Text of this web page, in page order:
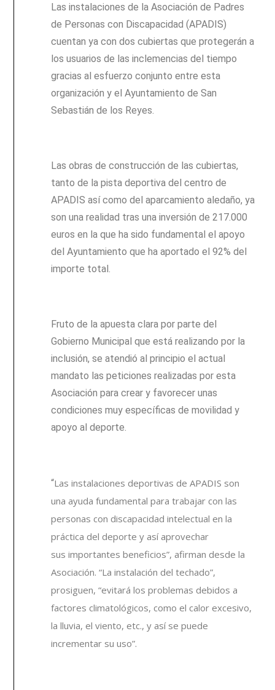
Las instalaciones de la Asociación de Padres
de Personas con Discapacidad (APADIS)
cuentan ya con dos cubiertas que protegerán a
los usuarios de las inclemencias del tiempo
gracias al esfuerzo conjunto entre esta
organización y el Ayuntamiento de San
Sebastián de los Reyes.
Las obras de construcción de las cubiertas,
tanto de la pista deportiva del centro de
APADIS así como del aparcamiento aledaño, ya
son una realidad tras una inversión de 217.000
euros en la que ha sido fundamental el apoyo
del Ayuntamiento que ha aportado el 92% del
importe total.
Fruto de la apuesta clara por parte del
Gobierno Municipal que está realizando por la
inclusión, se atendió al principio el actual
mandato las peticiones realizadas por esta
Asociación para crear y favorecer unas
condiciones muy específicas de movilidad y
apoyo al deporte.
“Las instalaciones deportivas de APADIS son
una ayuda fundamental para trabajar con las
personas con discapacidad intelectual en la
práctica del deporte y así aprovechar
susimportantes beneficios”, afirman desde la
Asociación. “La instalación del techado”,
prosiguen, “evitará los problemas debidos a
factores climatológicos, como el calor excesivo,
la lluvia, el viento, etc., y así se puede
incrementar su uso”.